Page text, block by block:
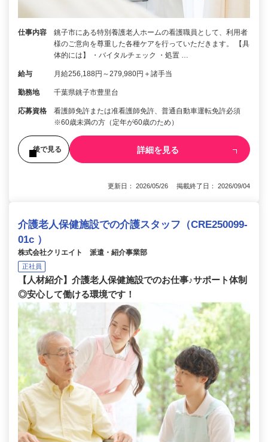
仕事内容
銚子市にある特別養護老人ホームの看護職員として、利用者
様のご意向を尊重した各種ケアを行っていただきます。 【具
体的には】 ・バイタルチェック ・処置 …
給与 月給256,188円～279,980円＋諸手当
勤務地 千葉県銚子市豊里台
応募資格
看護師免許または准看護師免許、普通自動車運転免許必須
※60歳未満の方（定年が60歳のため）
後で見る 詳細を見る
更新日： 2026/05/26 掲載終了日： 2026/09/04
介護老人保健施設での介護スタッフ（CRE250099-
01c ）
株式会社クリエイト 派遣・紹介事業部
正社員
【人材紹介】介護老人保健施設でのお仕事♪サポート体制
◎安心して働ける環境です！